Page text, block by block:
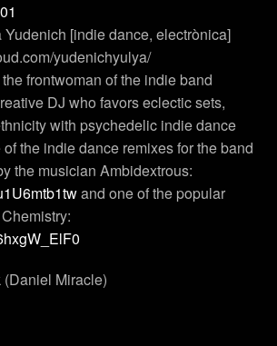
[indie dance, electrònica]
yudenichyulya/
frontwoman of the indie band
DJ who favors eclectic sets,
with psychedelic indie dance
the indie dance remixes for the band
the musician Ambidextrous:
and one of the popular
Miracle)